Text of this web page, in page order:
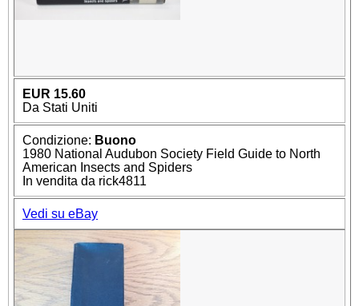
EUR 15.60
Da Stati Uniti
Condizione: Buono
1980 National Audubon Society Field Guide to North
American Insects and Spiders
In vendita da rick4811
Vedi su eBay